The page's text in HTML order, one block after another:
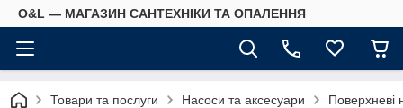
O&L — МАГАЗИН САНТЕХНІКИ ТА ОПАЛЕННЯ
Товари та послуги Насоси та аксесуари Поверхневі